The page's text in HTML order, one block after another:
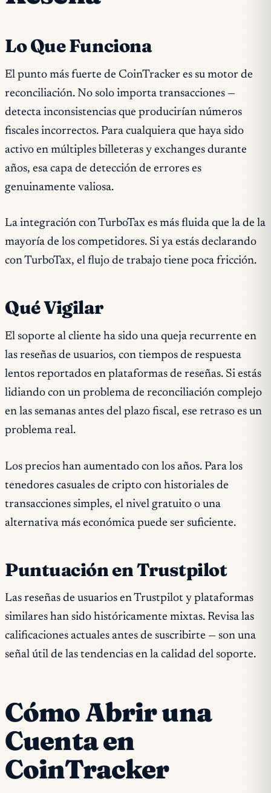
Lo Que Funciona
El punto más fuerte de CoinTracker es su motor de
reconciliación. No solo importa transacciones —
detecta inconsistencias que producirían números
fiscales incorrectos. Para cualquiera que haya sido
activo en múltiples billeteras y exchanges durante
años, esa capa de detección de errores es
genuinamente valiosa.
La integración con TurboTax es más fluida que la de la
mayoría de los competidores. Si ya estás declarando
con TurboTax, el flujo de trabajo tiene poca fricción.
Qué Vigilar
El soporte al cliente ha sido una queja recurrente en
las reseñas de usuarios, con tiempos de respuesta
lentos reportados en plataformas de reseñas. Si estás
lidiando con un problema de reconciliación complejo
en las semanas antes del plazo fiscal, ese retraso es un
problema real.
Los precios han aumentado con los años. Para los
tenedores casuales de cripto con historiales de
transacciones simples, el nivel gratuito o una
alternativa más económica puede ser suficiente.
Puntuación en Trustpilot
Las reseñas de usuarios en Trustpilot y plataformas
similares han sido históricamente mixtas. Revisa las
calificaciones actuales antes de suscribirte — son una
señal útil de las tendencias en la calidad del soporte.
Cómo Abrir una
Cuenta en
CoinTracker